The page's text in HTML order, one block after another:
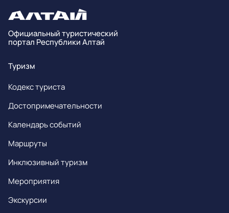
Официальный туристический
портал Республики Алтай
Туризм
Кодекс туриста
Достопримечательности
Календарь событий
Маршруты
Инклюзивный туризм
Мероприятия
Экскурсии